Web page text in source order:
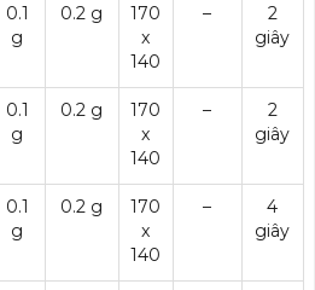
0.1
g
0.2 g
170
x
140
–
2
giây
0.1
g
0.2 g
170
x
140
–
2
giây
0.1
g
0.2 g
170
x
140
–
4
giây